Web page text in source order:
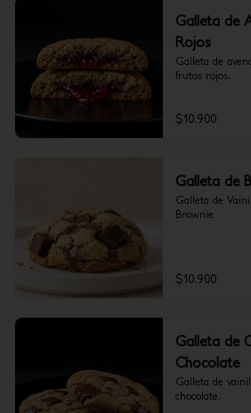
Galleta de
Rojos
Galleta de
frutos rojos.
$10.900
Galleta de
Galleta de
Brownie
$10.900
Galleta de
Chocolate
Galleta de
chocolate.